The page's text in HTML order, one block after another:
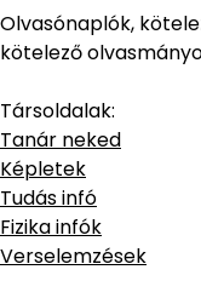
Olvasónaplók,
kötelező
Társoldalak:
Tanár neked
Képletek
Tudás infó
Fizika infók
Verselemzések